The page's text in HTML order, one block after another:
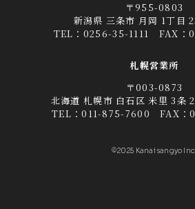
〒955-0803
新潟県 三条市 月岡 1丁目
TEL： 0256-35-1111 FAX：
札幌営業所
〒003-0873
北海道 札幌市 白石区 米里 3条
TEL：011-875-7600 FAX：
©2025 Kanai sangyo